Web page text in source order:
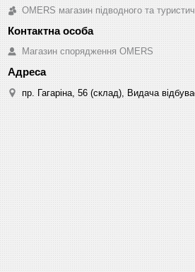
OMERS магазин підводного та
Магазин спорядження OMERS
пр. Гагаріна, 56 (склад), Видача